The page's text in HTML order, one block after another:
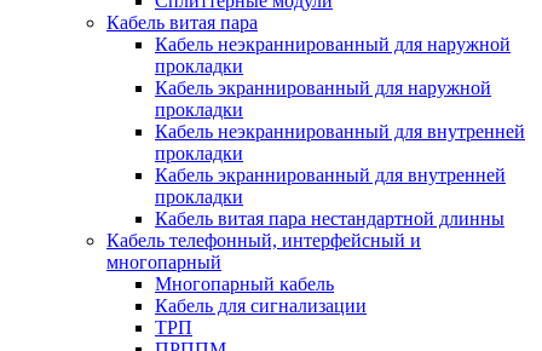
Кабель витая пара
Кабель неэкраннированный для наружной
прокладки
Кабель экраннированный для наружной
прокладки
Кабель неэкраннированный для внутренней
прокладки
Кабель экраннированный для внутренней
прокладки
Кабель витая пара нестандартной длинны
Кабель телефонный, интерфейсный и
многопарный
Многопарный кабель
Кабель для сигнализации
ТРП